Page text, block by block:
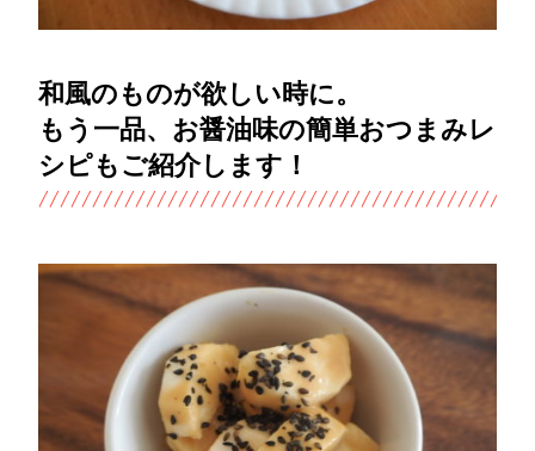
和風のものが欲しい時に。
もう一品、お醤油味の簡単おつまみレ
シピもご紹介します！